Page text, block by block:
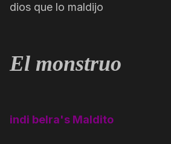
dios que lo maldijo
El monstruo
indi belra's Maldito